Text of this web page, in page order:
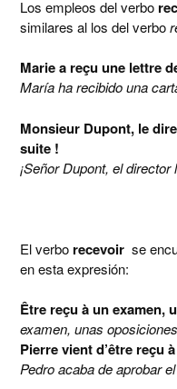
Los empleos del verbo
similares al los del verbo
Marie a reçu une lettre
María ha recibido una
Monsieur Dupont, le
suite !
¡Señor Dupont, el
El verbo recevoir se
en esta expresión:
Être reçu à un examen,
examen, unas
Pierre vient d’être reçu
Pedro acaba de aprobar